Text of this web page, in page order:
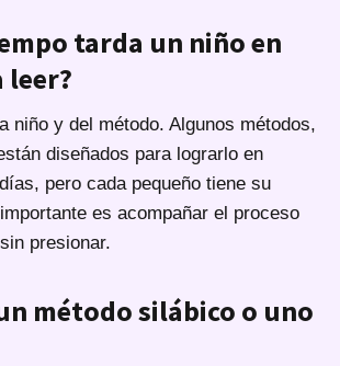
tarda un niño en
leer?
niño y del método. Algunos métodos,
diseñados para lograrlo en
pero cada pequeño tiene su
es acompañar el proceso
presionar.
método silábico o uno